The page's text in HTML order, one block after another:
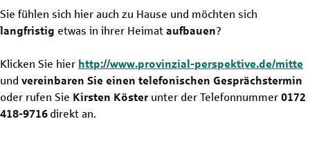
Sie fühlen sich hier auch zu Hause und möchten sich
langfristig etwas in ihrer Heimat aufbauen?
Klicken Sie hier http://www.provinzial-perspektive.de/mitte
und vereinbaren Sie einen telefonischen Gesprächstermin
oder rufen Sie Kirsten Köster unter der Telefonnummer 0172
418-9716 direkt an.